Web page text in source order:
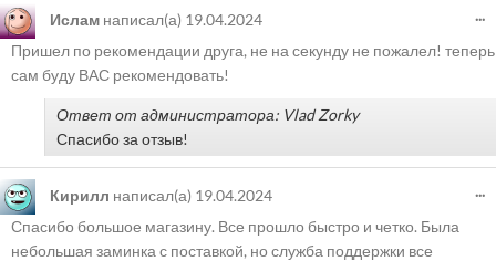
Ислам написал(а) 19.04.2024
Пришел по рекомендации друга, не на секунду не пожалел! теперь
сам буду ВАС рекомендовать!
Ответ от администратора: Vlad Zorky
Спасибо за отзыв!
...
Кирилл написал(а) 19.04.2024
Спасибо большое магазину. Все прошло быстро и четко. Была
небольшая заминка с поставкой, но служба поддержки все
...